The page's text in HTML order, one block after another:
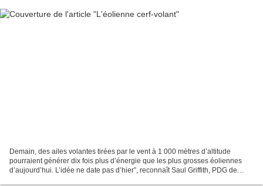
Demain, des ailes volantes tirées par le vent à 1 000 mètres d’altitude
pourraient générer dix fois plus d’énergie que les plus grosses éoliennes
d’aujourd’hui. L’idée ne date pas d’hier”, reconnaît Saul Griffith, PDG de